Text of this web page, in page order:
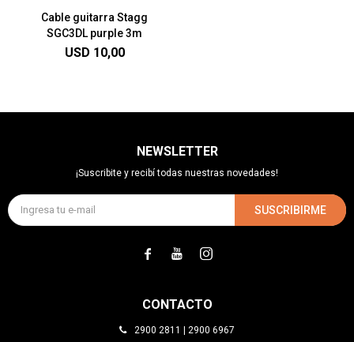
Cable guitarra Stagg
SGC3DL purple 3m
USD 10,00
CONTACTO
2900 2811 | 2900 6967
NEWSLETTER
¡Suscribite y recibí todas nuestras novedades!
SUSCRIBIRME
  